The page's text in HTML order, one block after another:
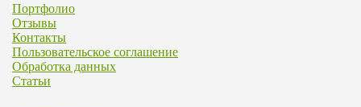
Портфолио
Отзывы
Контакты
Пользовательское соглашение
Обработка данных
Статьи